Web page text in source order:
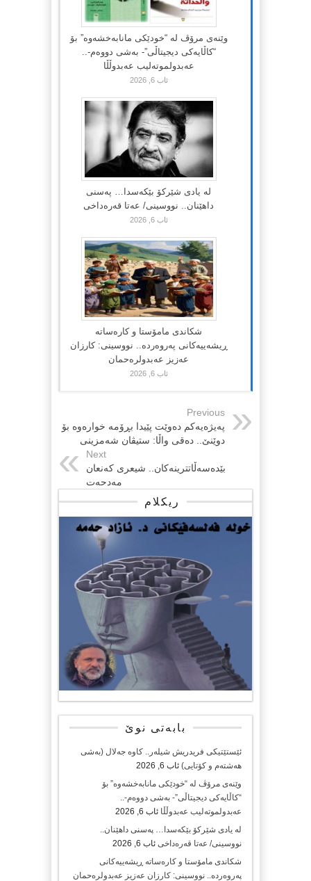
وێنەی مرۆڤ لە “خودێکی مانابەخشەوە” بۆ
“کاڵایەکی دیجیتاڵی”- بەشی دووەم-..
عەبدولموتەلیب عەبدوڵڵا
ئاب 6, 2026
لە یادی شێرکۆ بێکەسدا… پەسنی
داهێنان.. نووسینی/ عەتا قەرەداخی
ئاب 6, 2026
شکاندی مامۆستا و کارەساتە
ڕیشەییەکانی پەروەردە.. نووسینی: کارزان
عەزیز عەبدولرەحمان
ئاب 6, 2026
Previous
پەیژەیەکم دەوێت پێیدا بڕۆمە خوارەوە بۆ
دوێنێ.. دەقی واڵا: ستیڤان شەمزینی
Next
بێدەسەڵاتترینەکان.. شیعری کەنعان
مەدحەت
ریکلام
بابەتی نوێ
ئێستێتیکی فریدریش شیلەر.. کاوە جەلال (بەشی
هەشتەم و کۆتایی) ئاب 6, 2026
وێنەی مرۆڤ لە “خودێکی مانابەخشەوە” بۆ
“کاڵایەکی دیجیتاڵی”- بەشی دووەم-..
عەبدولموتەلیب عەبدوڵڵا ئاب 6, 2026
لە یادی شێرکۆ بێکەسدا… پەسنی داهێنان..
نووسینی/ عەتا قەرەداخی ئاب 6, 2026
شکاندی مامۆستا و کارەساتە ڕیشەییەکانی
پەروەردە.. نووسینی: کارزان عەزیز عەبدولرەحمان